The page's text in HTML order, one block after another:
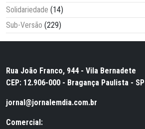
Solidariedade (14)
Sub-Versão (229)
Rua João Franco, 944 - Vila Bernadete
CEP: 12.906-000 - Bragança Paulista - SP
jornal@jornalemdia.com.br
Comercial: